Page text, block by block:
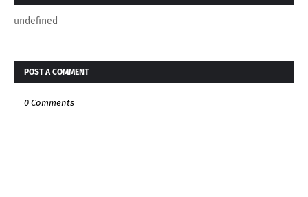
undefined
POST A COMMENT
0 Comments